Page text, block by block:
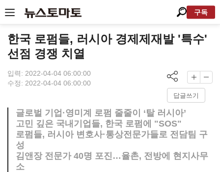
구독
한국 로펌들, 러시아 경제제재발 '특수'
선점 경쟁 치열
입력: 2022-04-04 06:00:00
수정: 2022-04-04 06:00:00
답글쓰기
글로벌 기업·영미계 로펌 줄줄이 ‘탈 러시아’
고민 깊은 국내기업들, 한국 로펌에 "SOS"
로펌들, 러시아 변호사·통상전문가들로 전담팀 구
성
김앤장 전문가 40명 포진…율촌, 전방에 현지사무
소